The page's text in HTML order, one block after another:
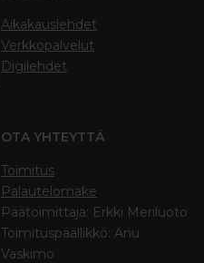
Aikakauslehdet
Verkkopalvelut
Digilehdet
OTA YHTEYTTÄ
Toimitus
Palautelomake
Päätoimittaja: Erkki Meriluoto
Toimituspäällikkö: Anu
Vaskimo